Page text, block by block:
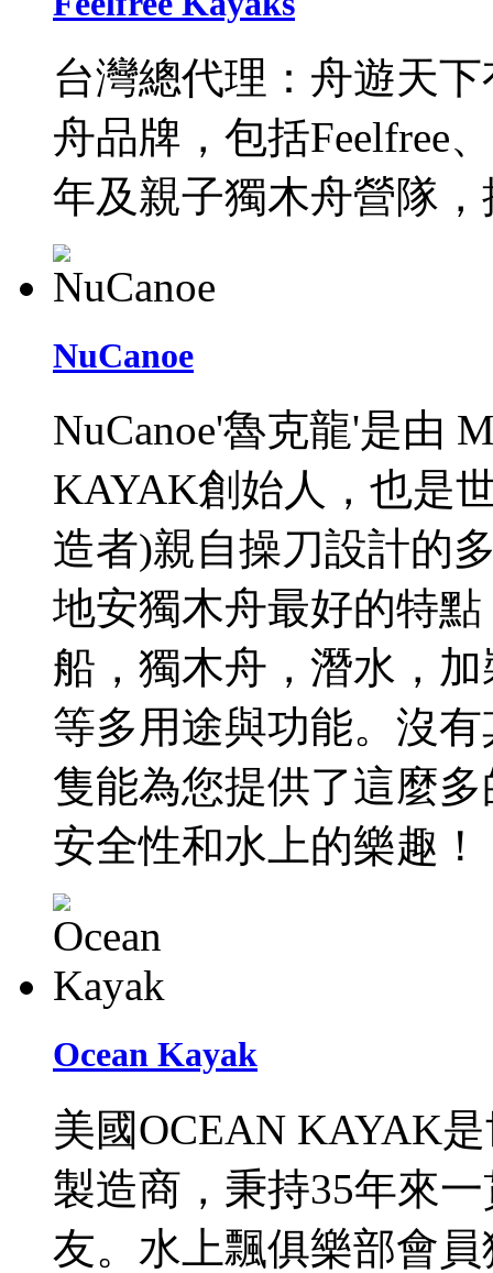
台灣總代理：舟遊天
舟品牌，包括Feelfree
年及親子獨木舟營隊
NuCanoe
NuCanoe'魯克龍'是由
KAYAK創始人，也是
造者)親自操刀設計的
地安獨木舟最好的特
船，獨木舟，潛水，
等多用途與功能。沒
隻能為您提供了這麼
安全性和水上的樂趣！
Ocean Kayak
美國OCEAN KAYAK
製造商，秉持35年來
友。水上飄俱樂部會